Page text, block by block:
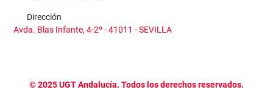
Dirección
Avda. Blas Infante, 4-2º - 41011 - SEVILLA
©2025UGT Andalucía. Todos los derechos reservados.